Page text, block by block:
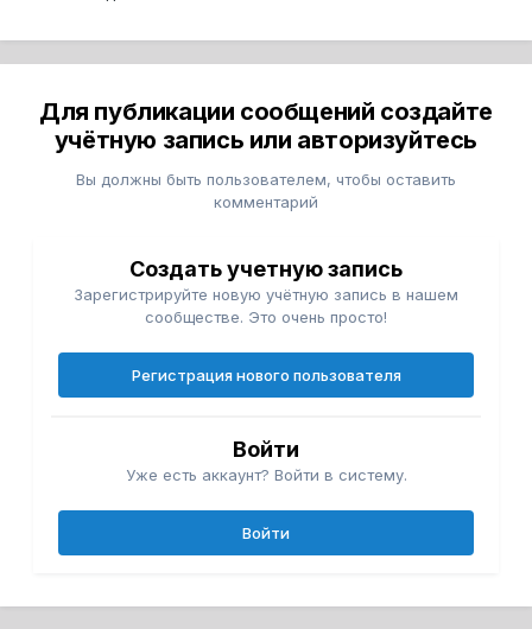
Для публикации сообщений создайте
учётную запись или авторизуйтесь
Вы должны быть пользователем, чтобы оставить
комментарий
Создать учетную запись
Зарегистрируйте новую учётную запись в нашем
сообществе. Это очень просто!
Регистрация нового пользователя
Войти
Уже есть аккаунт? Войти в систему.
Войти